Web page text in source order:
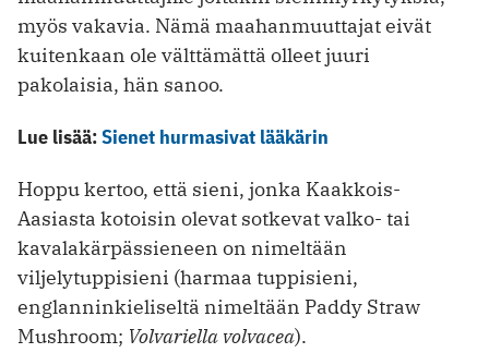
myös vakavia. Nämä maahanmuuttajat eivät
kuitenkaan ole välttämättä olleet juuri
pakolaisia, hän sanoo.
Lue lisää:Sienet hurmasivat lääkärin
Hoppu kertoo, että sieni, jonka Kaakkois-
Aasiasta kotoisin olevat sotkevat valko- tai
kavalakärpässieneen on nimeltään
viljelytuppisieni (harmaa tuppisieni,
englanninkieliseltä nimeltään Paddy Straw
Mushroom; Volvariella volvacea).